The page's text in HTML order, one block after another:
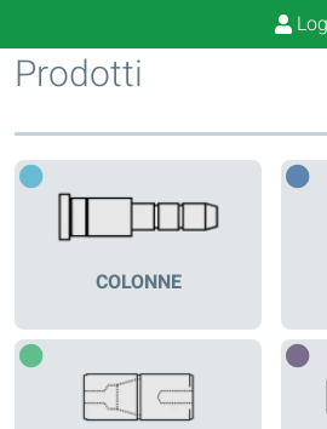
Prodotti
COLONNE